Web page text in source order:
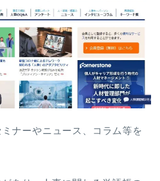
ナーやニュース、コラム等を